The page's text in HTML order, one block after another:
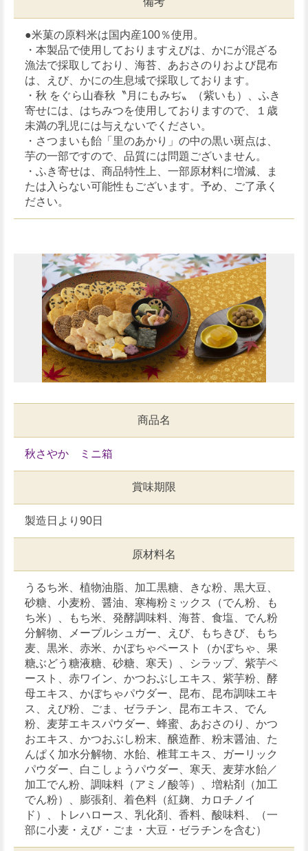
●米菓の原料米は国内産100％使用。
・本製品で使用しておりますえびは、かにが混ざる
漁法で採取しており、海苔、あおさのりおよび昆布
は、えび、かにの生息域で採取しております。
・秋 をぐら山春秋〝月にもみぢ〟（紫いも）、ふき
寄せには、はちみつを使用しておりますので、１歳
未満の乳児には与えないでください。
・さつまいも飴「里のあかり」の中の黒い斑点は、
芋の一部ですので、品質には問題ございません。
・ふき寄せは、商品特性上、一部原材料に増減、ま
たは入らない可能性もございます。予め、ご了承く
ださい。
商品名
秋さやか ミニ箱
賞味期限
製造日より90日
原材料名
うるち米、植物油脂、加工黒糖、きな粉、黒大豆、
砂糖、小麦粉、醤油、寒梅粉ミックス（でん粉、も
ち米）、もち米、発酵調味料、海苔、食塩、でん粉
分解物、メープルシュガー、えび、もちきび、もち
麦、黒米、赤米、かぼちゃペースト（かぼちゃ、果
糖ぶどう糖液糖、砂糖、寒天）、シラップ、紫芋ペ
ースト、赤ワイン、かつおぶしエキス、紫芋粉、酵
母エキス、かぼちゃパウダー、昆布、昆布調味エキ
ス、えび粉、ごま、ゼラチン、昆布エキス、でん
粉、麦芽エキスパウダー、蜂蜜、あおさのり、かつ
おエキス、かつおぶし粉末、醸造酢、粉末醤油、た
んぱく加水分解物、水飴、椎茸エキス、ガーリック
パウダー、白こしょうパウダー、寒天、麦芽水飴／
加工でん粉、調味料（アミノ酸等）、増粘剤（加工
でん粉）、膨張剤、着色料（紅麹、カロチノイ
ド）、トレハロース、乳化剤、香料、酸味料、（一
部に小麦・えび・ごま・大豆・ゼラチンを含む）